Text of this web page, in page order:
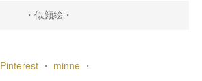
・似顔絵・
Pinterest・ minne・